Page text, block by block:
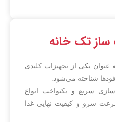
ساز تک خانه
یکی از تجهیزات کلیدی
شناخته می‌شود.
سریع و یکنواخت انواع
سرو و کیفیت نهایی غذا